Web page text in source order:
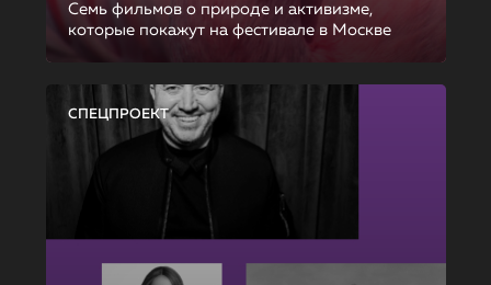
Семь фильмов о природе и активизме,
которые покажут на фестивале в Москве
СПЕЦПРОЕКТ